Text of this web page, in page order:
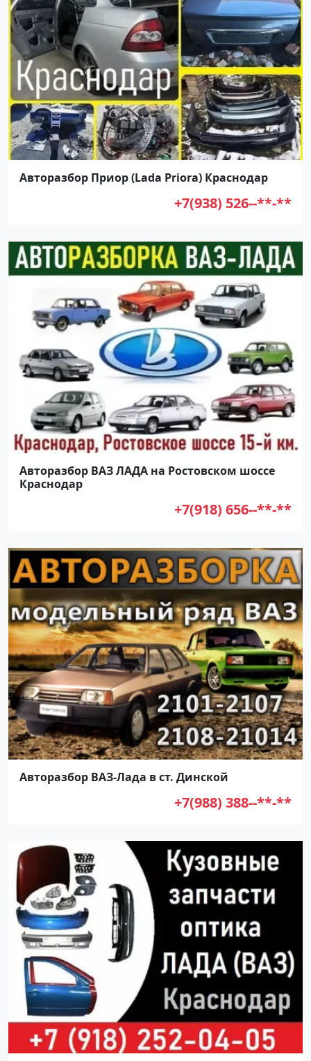
Авторазбор Приор (Lada Priora) Краснодар
+7(938) 526--**-**
Авторазбор ВАЗ ЛАДА на Ростовском шоссе
Краснодар
+7(918) 656--**-**
Авторазбор ВАЗ-Лада в ст. Динской
+7(988) 388--**-**